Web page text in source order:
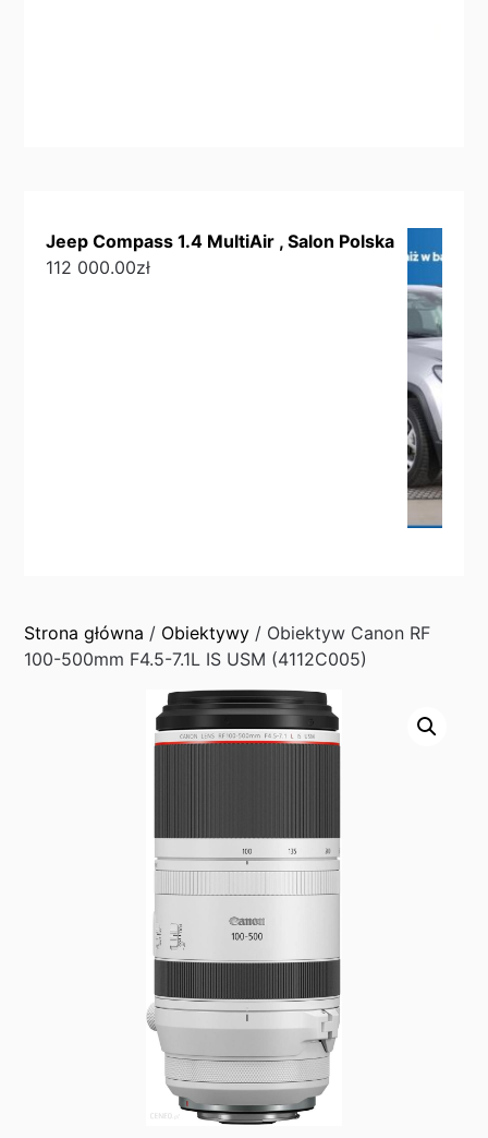
Jeep Compass 1.4 MultiAir , Salon Polska
112 000.00zł
Strona główna / Obiektywy / Obiektyw Canon RF
100-500mm F4.5-7.1L IS USM (4112C005)